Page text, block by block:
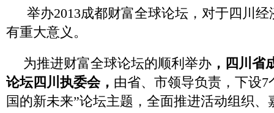
举办2013成都财富全球论坛，对于四川
有重大意义。
为推进财富全球论坛的顺利举办 ，四川省
论坛四川执委会， 由省、市领导负责，下设7
国的新未来”论坛主题，全面推进活动组织、